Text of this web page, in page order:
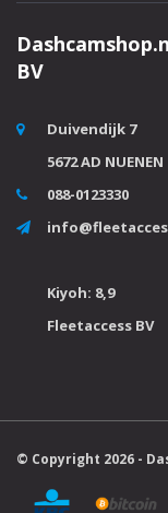
BV
Duivendijk 7
5672 AD NUENEN
088-0123330
Kiyoh: 8,9
Fleetaccess BV
© Copyright 2026 -